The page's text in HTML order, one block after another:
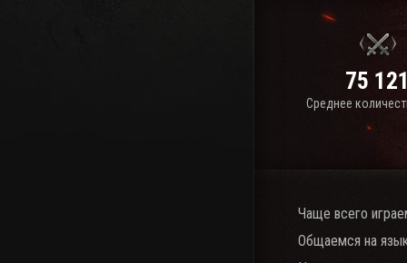
75 121
Среднее
Чаще всего
Общаемся на